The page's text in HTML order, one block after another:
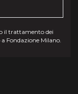
il trattamento dei
Fondazione Milano.